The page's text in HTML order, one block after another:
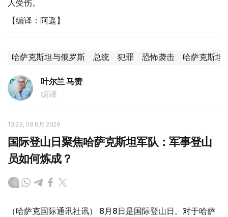
人受伤。
【编译：阿遥】
哈萨克斯坦与俄罗斯 总统 犯罪 恐怖袭击 哈萨克斯坦
叶尔兰 马赞
编译
13:23, 08 8月 2026
国际登山日聚焦哈萨克斯坦军队：军事登山
员如何炼成？
（哈萨克国际通讯社讯） 8月8日是国际登山日。对于哈萨